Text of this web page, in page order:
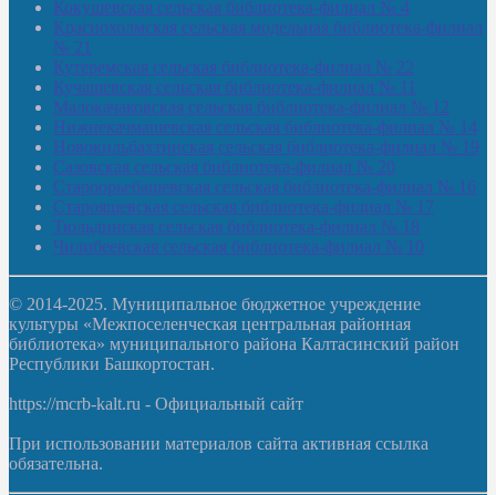
Кокушевская сельская библиотека-филиал № 4
Краснохолмская сельская модельная библиотека-филиал
№ 21
Кутеремская сельская библиотека-филиал № 22
Кучашевская сельская библиотека-филиал № 11
Малокачаковская сельская библиотека-филиал № 12
Нижнекачмашевская сельская библиотека-филиал № 14
Новокильбахтинская сельская библиотека-филиал № 19
Сазовская сельская библиотека-филиал № 20
Староорьебашевская сельская библиотека-филиал № 16
Старояшевская сельская библиотека-филиал № 17
Тюльдинская сельская библиотека-филиал № 18
Чилибеевская сельская библиотека-филиал № 10
© 2014-2025. Муниципальное бюджетное учреждение
культуры «Межпоселенческая центральная районная
библиотека» муниципального района Калтасинский район
Республики Башкортостан.
https://mcrb-kalt.ru - Официальный сайт
При использовании материалов сайта активная ссылка
обязательна.